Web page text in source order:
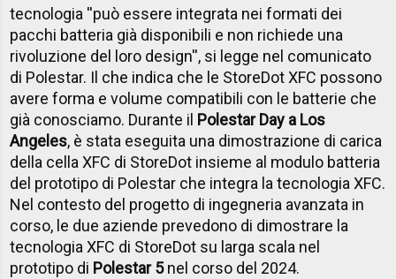
tecnologia ''può essere integrata nei formati dei
pacchi batteria già disponibili e non richiede una
rivoluzione del loro design'', si legge nel comunicato
di Polestar. Il che indica che le StoreDot XFC possono
avere forma e volume compatibili con le batterie che
già conosciamo. Durante il Polestar Day a Los
Angeles, è stata eseguita una dimostrazione di carica
della cella XFC di StoreDot insieme al modulo batteria
del prototipo di Polestar che integra la tecnologia XFC.
Nel contesto del progetto di ingegneria avanzata in
corso, le due aziende prevedono di dimostrare la
tecnologia XFC di StoreDot su larga scala nel
prototipo di Polestar 5nel corso del 2024.